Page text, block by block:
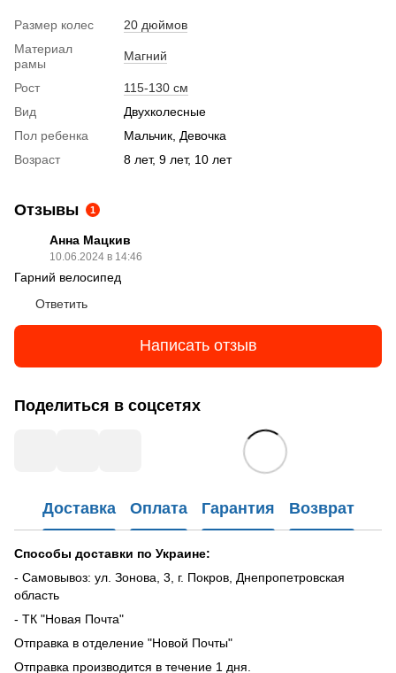
Размер колес
20 дюймов
Материал
рамы
Магний
Рост
115-130 см
Вид
Двухколесные
Пол ребенка
Мальчик, Девочка
Возраст
8 лет, 9 лет, 10 лет
Отзывы 1
Анна Мацкив
10.06.2024 в 14:46
Гарний велосипед
Ответить
Написать отзыв
Поделиться в соцсетях
Доставка Оплата Гарантия Возврат
Способы доставки по Украине:
- Самовывоз: ул. Зонова, 3, г. Покров, Днепропетровская
область
- ТК "Новая Почта"
Отправка в отделение "Новой Почты"
Отправка производится в течение 1 дня.